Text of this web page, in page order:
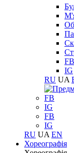
FB
IG
RU UA
FB
IG
FB
IG
RU UA EN
Хореографія